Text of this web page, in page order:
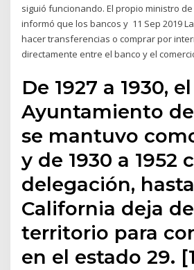
siguió funcionando. El propio ministro
informó que los bancos y 11 Sep 2019
hacer transferencias o comprar por
directamente entre el banco y el
De 1927 a 1930, el
Ayuntamiento
se mantuvo
y de 1930 a 1952
delegación,
California deja
territorio para
en el estado 29.